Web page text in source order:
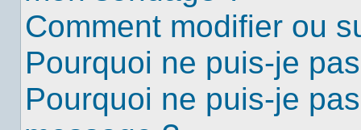
Comment modifier ou
Pourquoi ne puis-je
Pourquoi ne puis-je